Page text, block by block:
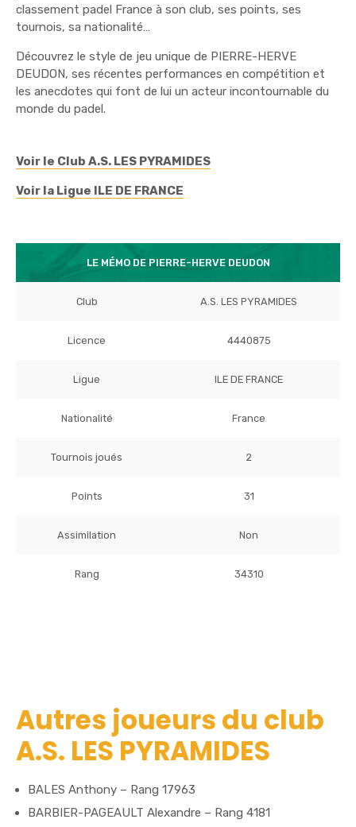
classement padel France à son club, ses points, ses
tournois, sa nationalité…
Découvrez le style de jeu unique de PIERRE-HERVE
DEUDON, ses récentes performances en compétition et
les anecdotes qui font de lui un acteur incontournable du
monde du padel.
Voir le Club A.S. LES PYRAMIDES
Voir la Ligue ILE DE FRANCE
LE MÉMO DE PIERRE-HERVE DEUDON
Club A.S. LES PYRAMIDES
Licence 4440875
Ligue ILE DE FRANCE
Nationalité France
Tournois joués 2
Points 31
Assimilation Non
Rang 34310
Autres joueurs du club
A.S. LES PYRAMIDES
BALES Anthony – Rang 17963
BARBIER-PAGEAULT Alexandre – Rang 4181